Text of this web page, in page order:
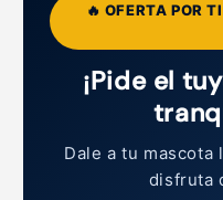
🔥 OFERTA POR
¡Pide el
Dale a tu
disfruta